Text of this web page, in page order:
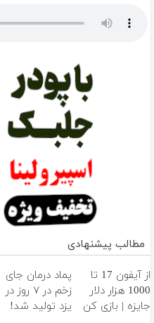
مطالب پیشنهادی
از آیفون 17 تا
1000 هزار دلار
جایزه | بازی کن
پماد درمان جای
زخم در ۷ روز در
یزد تولید شد!